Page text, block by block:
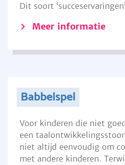
Dit soort
Meer informatie
Babbelspel
Voor kinderen die niet
een
niet altijd eenvoudig om
met andere kinderen.